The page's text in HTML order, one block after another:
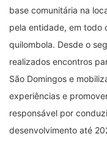
base comunitária na
pela entidade, em todo
quilombola. Desde o
realizados encontros
São Domingos e
experiências e
responsável por
desenvolvimento até